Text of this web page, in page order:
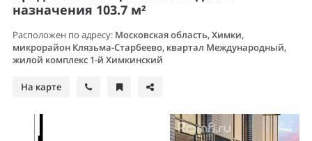
назначения 103.7 м²
Расположен по адресу: Московская область, Химки,
микрорайон Клязьма-Старбеево, квартал Международный,
жилой комплекс 1-й Химкинский
На карте